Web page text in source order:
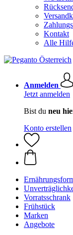
Kontakt
Alle
Anmelden
Jetzt anmelden
Bist du neu
Konto erstellen
Vorratsschrank
Frühstück
Marken
Angebote